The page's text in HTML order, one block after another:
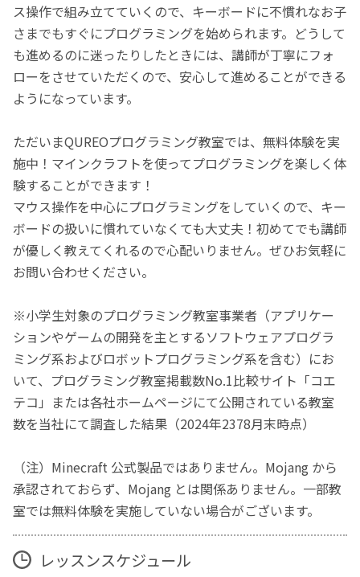
ス操作で組み立てていくので、キーボードに不慣れなお子
さまでもすぐにプログラミングを始められます。どうして
も進めるのに迷ったりしたときには、講師が丁寧にフォ
ローをさせていただくので、安心して進めることができる
ようになっています。
ただいまQUREOプログラミング教室では、無料体験を実
施中！マインクラフトを使ってプログラミングを楽しく体
験することができます！
マウス操作を中心にプログラミングをしていくので、キー
ボードの扱いに慣れていなくても大丈夫！初めてでも講師
が優しく教えてくれるので心配いりません。ぜひお気軽に
お問い合わせください。
※小学生対象のプログラミング教室事業者（アプリケー
ションやゲームの開発を主とするソフトウェアプログラ
ミング系およびロボットプログラミング系を含む）にお
いて、プログラミング教室掲載数No.1比較サイト「コエ
テコ」または各社ホームページにて公開されている教室
数を当社にて調査した結果（2024年2378月末時点）
（注）Minecraft 公式製品ではありません。Mojang から
承認されておらず、Mojang とは関係ありません。一部教
室では無料体験を実施していない場合がございます。
レッスンスケジュール